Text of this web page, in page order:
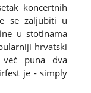
koncertnih
se zaljubiti u
u stotinama
hrvatski
puna dva
je - simply